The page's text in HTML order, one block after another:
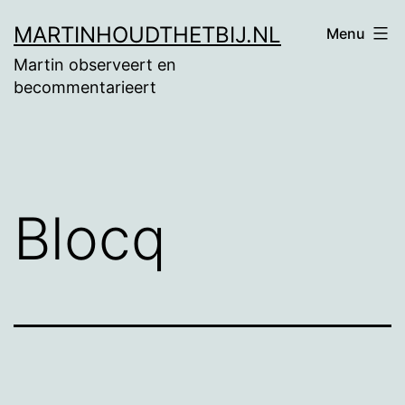
naar
de
MARTINHOUDTHETBIJ.NL
Martin observeert en
becommentarieert
Menu
Blocq